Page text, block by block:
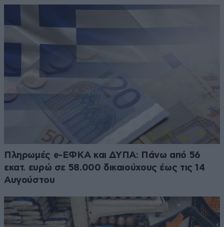
Πληρωμές e-ΕΦΚΑ και ΔΥΠΑ: Πάνω από 56
εκατ. ευρώ σε 58.000 δικαιούχους έως τις 14
Αυγούστου